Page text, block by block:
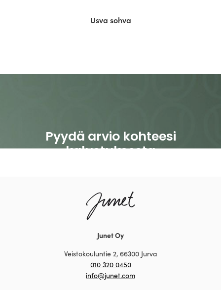
Usva sohva
Junet Oy
Veistokouluntie 2, 66300 Jurva
010 320 0450
info@junet.com